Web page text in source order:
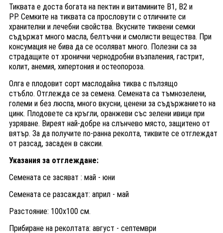
Тиквата е доста богата на пектин и витамините В1, В2 и
РР. Семките на тиквата са прословути с отличните си
хранителни и лечебни свойства. Вкусните тиквени семки
съдържат много масла, белтъчни и смолисти вещества. При
консумация не бива да се осоляват много. Полезни са за
страдащите от хронични чернодробни възпаления, гастрит,
колит, анемия, хипертония и остеопороза.
Олга е плодовит сорт маслодайна тиква с пълзящо
стъбло. Отглежда се за семена. Семената са тъмнозелени,
големи и без люспа, много вкусни, ценени за съдържанието на
цинк. Плодовете са кръгли, оранжеви със зелени ивици при
узряване. Виреят най-добре на слънчево място, защитено от
вятър. За да получите по-ранна реколта, тиквите се отглеждат
от разсад, засаден в саксии.
Указания за отглеждане:
Семената се засяват : май - юни
Семената се разсаждат: април - май
Разстояние: 100х100 см.
Прибиране на реколтата: август - септември